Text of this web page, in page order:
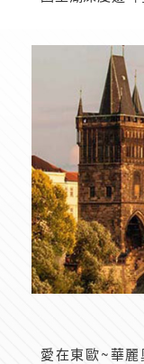
愛在東歐~華